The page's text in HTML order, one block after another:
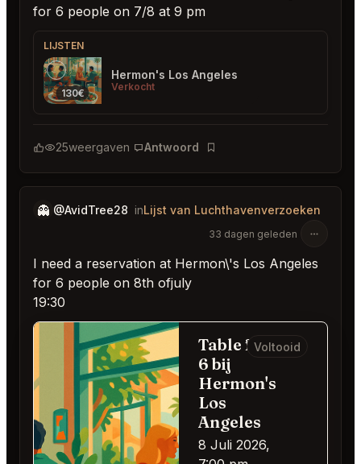
for 6 people on 7/8 at 9 pm
LIJSTEN
130€
Hermon's Los Angeles
Verkocht
25weergaven Antwoord
Bladwijzer
👻 @AvidTree28 inLijst van Luchthavenverzoeken
33 dagen geleden
I need a reservation at Hermon\'s Los Angeles
for 6 people on 8th ofjuly
19:30
Table for
6 bij
Hermon's
Los
Angeles
8 Juli 2026,
Voltooid